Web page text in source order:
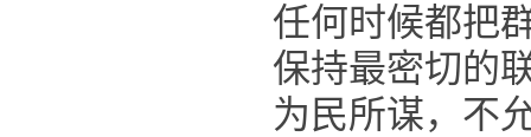
任何时候都把
保持最密切的
为民所谋，不